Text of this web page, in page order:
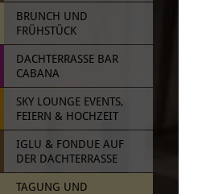
BRUNCH UND
FRÜHSTÜCK
DACHTERRASSE BAR
CABANA
SKY LOUNGE EVENTS,
FEIERN & HOCHZEIT
IGLU & FONDUE AUF
DER DACHTERRASSE
TAGUNG UND